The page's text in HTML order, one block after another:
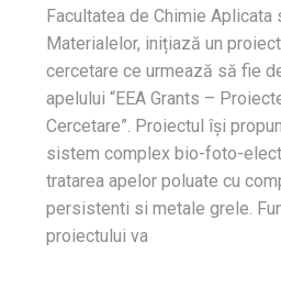
Facultatea de Chimie Aplicata
Materialelor, inițiază un
cercetare ce urmează să fie
apelului “EEA Grants –
Cercetare”. Proiectul își
sistem complex bio-foto-
tratarea apelor poluate cu
persistenti si metale grele.
proiectului va